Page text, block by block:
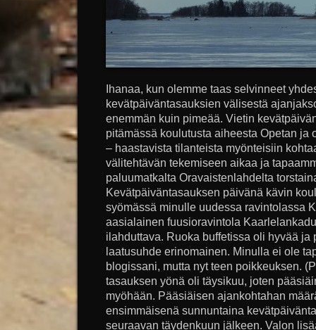
Ihanaa, kun olemme taas selvinneet
kevätpäiväntasauksien välisestä
enemmän kuin pimeää. Vietin
pitämässä koulutusta aiheesta Opetan ja
– haastavista tilanteista myönteisiin
välitehtävän tekemiseen aikaa ja
paluumatkalta Oravaistenlahdelta
Kevätpäiväntasauksen päivänä kävin
syömässä minulle uudessa ravintolassa
aasialainen fuusioravintola
ilahduttava. Ruoka buffetissa oli hyvää ja
laatusuhde erinomainen. Minulla ei ole
blogissani, mutta nyt teen poikkeuksen.
tasauksen yönä oli täysikuu, joten
myöhään. Pääsiäisen ajankohtahan
ensimmäisenä sunnuntaina
seuraavan täydenkuun jälkeen. Valon